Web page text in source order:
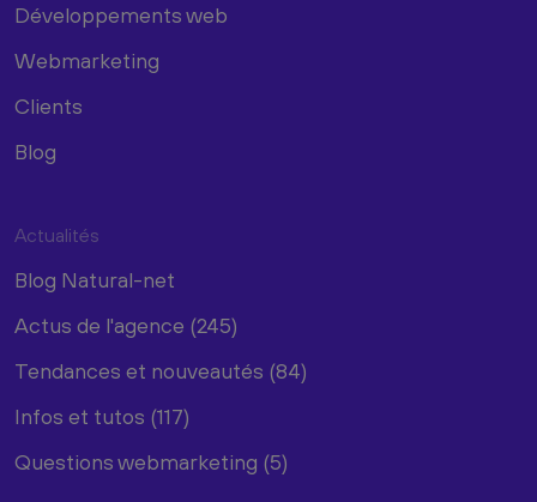
Développements web
Webmarketing
Clients
Blog
Actualités
Blog Natural-net
Actus de l'agence (245)
Tendances et nouveautés (84)
Infos et tutos (117)
Questions webmarketing (5)